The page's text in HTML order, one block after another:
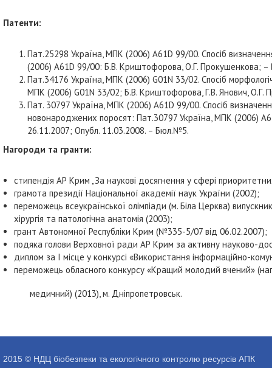
Патенти:
Пат.25298 Україна, МПК (2006) А61D 99/00. Спосіб
(2006) A61D 99/00: Б.В. Криштофорова, О.Г. Прокушенкова;
Пат.34176 Україна, МПК (2006) G01N 33/02. Спосіб
МПК (2006) G01N 33/02; Б.В. Криштофорова, Г.В. Янович,
Пат. 30797 Україна, МПК (2006) А61D 99/00. Спосіб
новонароджених поросят: Пат.30797 Україна, МПК (2006)
26.11.2007; Опубл. 11.03.2008. – Бюл.№5.
Нагороди та гранти:
стипендія АР Крим „За наукові досягнення у сфері
грамота президії Національної академії наук України (2002);
переможець всеукраїнської олімпіади (м. Біла Церква)
хірургія та патологічна анатомія (2003);
грант Автономної Республіки Крим (№335-5/07 від 06.02.2007);
подяка голови Верховної ради АР Крим за активну науково-
диплом за І місце у конкурсі «Використання інформаційно-
переможець обласного конкурсу «Кращий молодий вчений»
медичний) (2013), м. Дніпропетровськ.
2015 © НДЦ біобезпеки та екологічного контролю ресурсів АПК